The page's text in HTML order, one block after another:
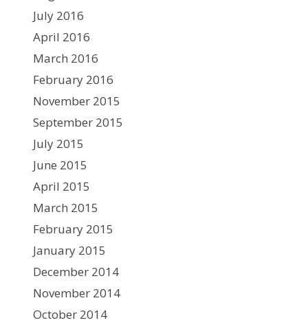
July 2016
April 2016
March 2016
February 2016
November 2015
September 2015
July 2015
June 2015
April 2015
March 2015
February 2015
January 2015
December 2014
November 2014
October 2014